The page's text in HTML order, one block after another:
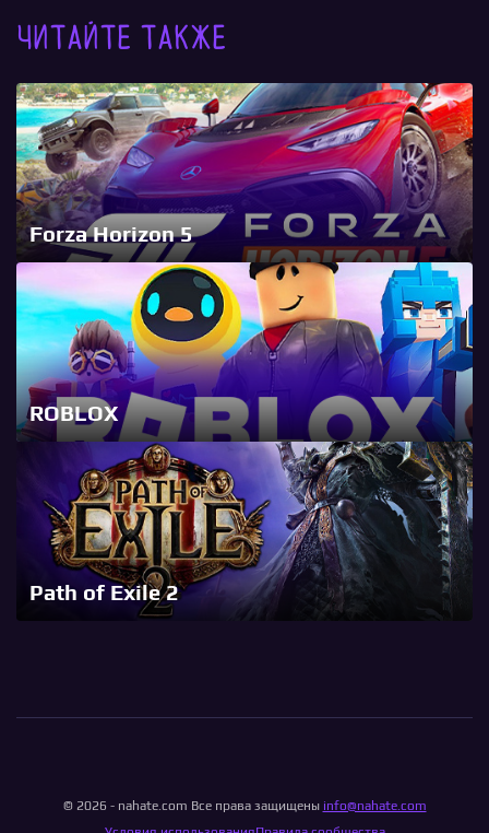
Читайте также
Forza Horizon 5
ROBLOX
Path of Exile 2
© 2026 - nahate.com Все права защищены info@nahate.com